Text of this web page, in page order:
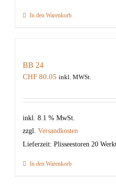
In den Warenkorb
BB 24
CHF 80.05 inkl. MWSt.
inkl. 8.1 % MwSt.
zzgl. Versandkosten
Lieferzeit: Plisseestoren 20
In den Warenkorb